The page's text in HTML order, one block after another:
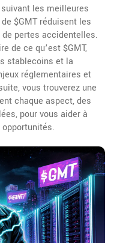
les meilleures
$GMT réduisent les
pertes accidentelles.
de ce qu’est $GMT,
stablecoins et la
réglementaires et
vous trouverez une
chaque aspect, des
pour vous aider à